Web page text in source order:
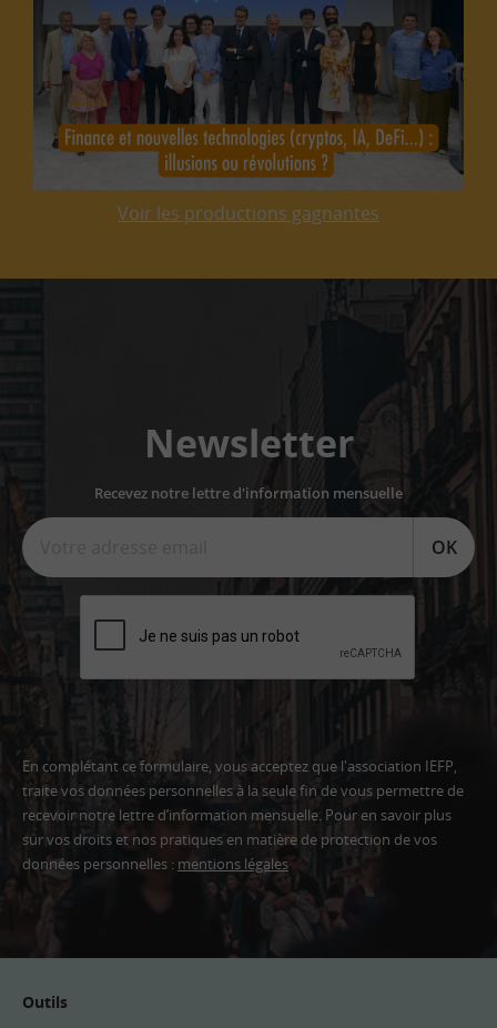
Voir les productions gagnantes
Newsletter
Recevez notre lettre d'information mensuelle
OK
En complétant ce formulaire, vous acceptez que l'association IEFP,
traite vos données personnelles à la seule fin de vous permettre de
recevoir notre lettre d’information mensuelle. Pour en savoir plus
sur vos droits et nos pratiques en matière de protection de vos
données personnelles : mentions légales
Outils